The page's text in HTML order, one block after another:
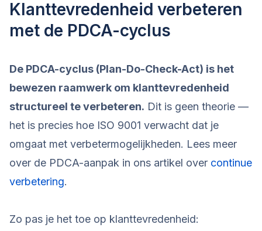
Klanttevredenheid verbeteren
met de PDCA-cyclus
De PDCA-cyclus (Plan-Do-Check-Act) is het
bewezen raamwerk om klanttevredenheid
structureel te verbeteren. Dit is geen theorie —
het is precies hoe ISO 9001 verwacht dat je
omgaat met verbetermogelijkheden. Lees meer
over de PDCA-aanpak in ons artikel over continue
verbetering.
Zo pas je het toe op klanttevredenheid: